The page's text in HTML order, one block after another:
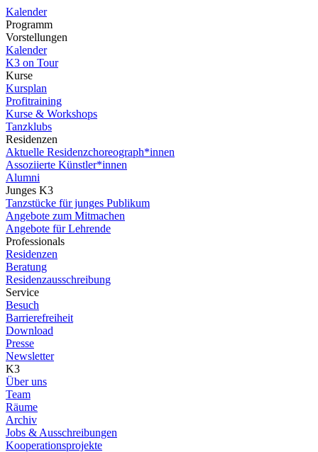
Kalender
Programm
Vorstellungen
Kalender
K3 on Tour
Kurse
Kursplan
Profitraining
Kurse & Workshops
Tanzklubs
Residenzen
Aktuelle Residenzchoreograph*innen
Assoziierte Künstler*innen
Alumni
Junges K3
Tanzstücke für junges Publikum
Angebote zum Mitmachen
Angebote für Lehrende
Professionals
Residenzen
Beratung
Residenzausschreibung
Service
Besuch
Barrierefreiheit
Download
Presse
Newsletter
K3
Über uns
Team
Räume
Archiv
Jobs & Ausschreibungen
Kooperationsprojekte